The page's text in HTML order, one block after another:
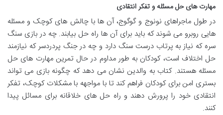
مهارت های حل مسئله و تفکر انتقادی
در طول ماجراهای نونوج و گوگوج، آن ها با چالش های کوچک و مسئله
هایی روبرو می شوند که باید برای آن ها راه حل بیابند. چه در بازی سنگ
سره که نیاز به پرتاب درست سنگ دارد و چه در جنگ پردردسر که نیازمند
حل اختلاف است، کودکان به طور مداوم در حال تمرین مهارت های حل
مسئله هستند. کتاب به والدین نشان می دهد که چگونه بازی می تواند
بستری امن برای کودکان فراهم کند تا با مواجهه با مشکلات کوچک، تفکر
انتقادی خود را پرورش دهند و راه حل های خلاقانه برای مسائل پیدا
کنند.